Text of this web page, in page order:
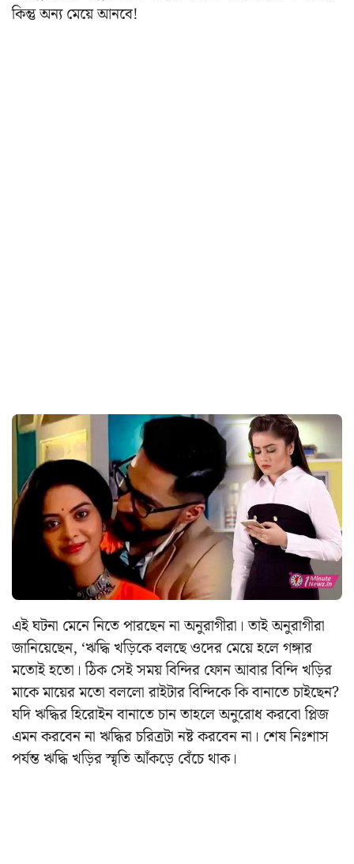
কিন্তু অন্য মেয়ে আনবে!
এই ঘটনা মেনে নিতে পারছেন না অনুরাগীরা। তাই অনুরাগীরা
জানিয়েছেন, ‘ঋদ্ধি খড়িকে বলছে ওদের মেয়ে হলে গঙ্গার
মতোই হতো। ঠিক সেই সময় বিন্দির ফোন আবার বিন্দি খড়ির
মাকে মায়ের মতো বললো রাইটার বিন্দিকে কি বানাতে চাইছেন?
যদি ঋদ্ধির হিরোইন বানাতে চান তাহলে অনুরোধ করবো প্লিজ
এমন করবেন না ঋদ্ধির চরিত্রটা নষ্ট করবেন না। শেষ নিঃশাস
পর্যন্ত ঋদ্ধি খড়ির স্মৃতি আঁকড়ে বেঁচে থাক।